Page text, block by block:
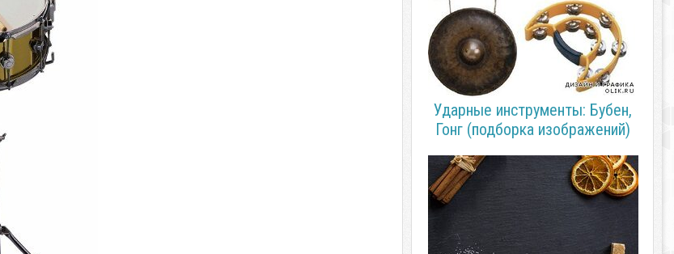
Ударные инструменты: Бубен,
Гонг (подборка изображений)